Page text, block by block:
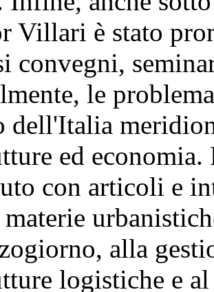
Villari è stato
convegni,
le
dell'Italia
ed economia.
con articoli e
alla
logistiche e